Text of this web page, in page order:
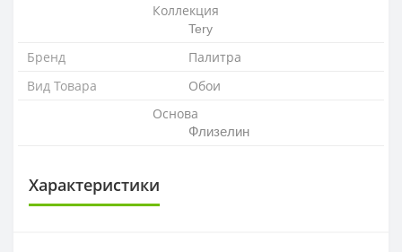
Коллекция
Tery
Бренд
Палитра
Вид Товара
Обои
Основа
Флизелин
Характеристики